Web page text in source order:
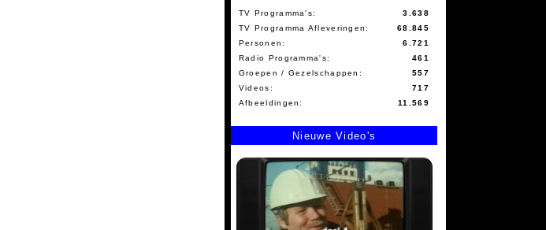
TV Programma's:
3.638
TV Programma Afleveringen:
68.845
Personen:
6.721
Radio Programma's:
461
Groepen / Gezelschappen:
557
Videos:
717
Afbeeldingen:
11.569
Nieuwe Video's